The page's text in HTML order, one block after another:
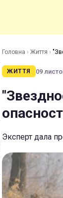
Головна › Життя ›
ЖИТТЯ 09
Эксперт дала